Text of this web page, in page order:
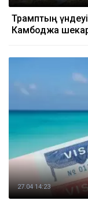
Трамптың
Камбоджа
27.04 14:23